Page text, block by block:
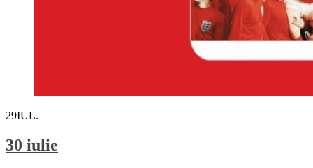
29IUL.
30 iulie